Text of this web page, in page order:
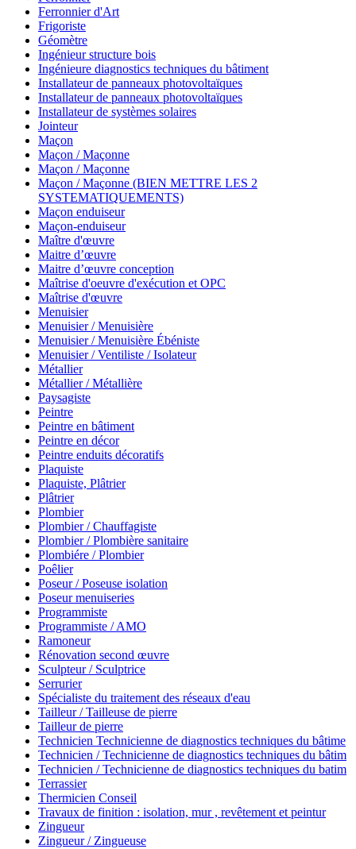
Ferronnier d'Art
Frigoriste
Géomètre
Ingénieur structure bois
Ingénieure diagnostics techniques du bâtiment
Installateur de panneaux photovoltaïques
Installateur de panneaux photovoltaïques
Installateur de systèmes solaires
Jointeur
Maçon
Maçon / Maçonne
Maçon / Maçonne
Maçon / Maçonne (BIEN METTRE LES 2
SYSTEMATIQUEMENTS)
Maçon enduiseur
Maçon-enduiseur
Maître d'œuvre
Maitre d’œuvre
Maitre d’œuvre conception
Maîtrise d'oeuvre d'exécution et OPC
Maîtrise d'œuvre
Menuisier
Menuisier / Menuisière
Menuisier / Menuisière Ébéniste
Menuisier / Ventiliste / Isolateur
Métallier
Métallier / Métallière
Paysagiste
Peintre
Peintre en bâtiment
Peintre en décor
Peintre enduits décoratifs
Plaquiste
Plaquiste, Plâtrier
Plâtrier
Plombier
Plombier / Chauffagiste
Plombier / Plombière sanitaire
Plombiére / Plombier
Poêlier
Poseur / Poseuse isolation
Poseur menuiseries
Programmiste
Programmiste / AMO
Ramoneur
Rénovation second œuvre
Sculpteur / Sculptrice
Serrurier
Spécialiste du traitement des réseaux d'eau
Tailleur / Tailleuse de pierre
Tailleur de pierre
Technicien Technicienne de diagnostics techniques du bâtime
Technicien / Technicienne de diagnostics techniques du bâtim
Technicien / Technicienne de diagnostics techniques du batim
Terrassier
Thermicien Conseil
Travaux de finition : isolation, mur , revêtement et peintur
Zingueur
Zingueur / Zingueuse